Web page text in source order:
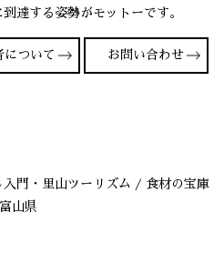
達する姿勢がモットーです。
について お問い合わせ
門・里山ツーリズム / 食材の宝庫
富山県